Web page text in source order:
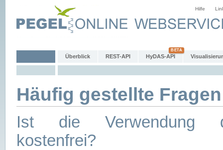
Hilfe
Überblick REST-API HyDAS-API
Häufig gestellte
Ist die Verwendung
kostenfrei?